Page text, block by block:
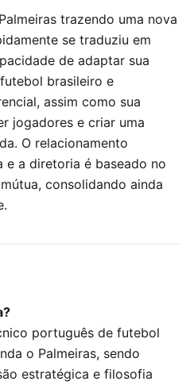
trazendo uma nova
se traduziu em
de adaptar sua
brasileiro e
assim como sua
jogadores e criar uma
O relacionamento
a diretoria é baseado no
consolidando ainda
português de futebol
o Palmeiras, sendo
estratégica e filosofia